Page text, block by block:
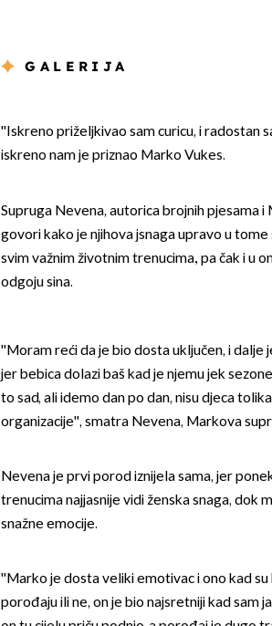
GALERIJA
''Iskreno priželjkivao sam curicu, i radostan
iskreno nam je priznao Marko Vukes.
Supruga Nevena, autorica brojnih pjesama
govori kako je njihova jsnaga upravo u
svim važnim životnim trenucima., pa čak i u
odgoju sina.
''Moram reći da je bio dosta uključen, i dalje
jer bebica dolazi baš kad je njemu jek
to sad, ali idemo dan po dan, nisu djeca
organizacije'', smatra Nevena, Markova
Nevena je prvi porod iznijela sama, jer
trenucima najjasnije vidi ženska snaga, dok
snažne emocije.
''Marko je dosta veliki emotivac i ono kad
porođaju ili ne, on je bio najsretniji kad sam